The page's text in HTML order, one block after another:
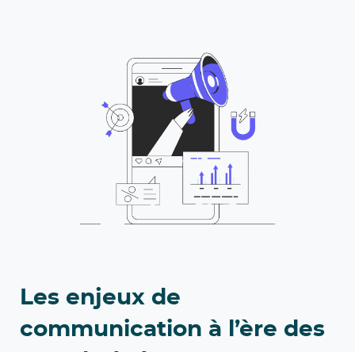
Les enjeux de
communication à l’ère des